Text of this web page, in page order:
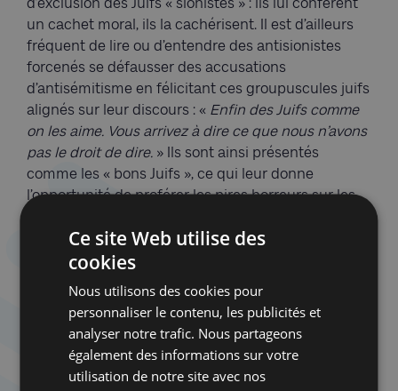
d’exclusion des Juifs « sionistes » : ils lui confèrent
un cachet moral, ils la cachérisent. Il est d’ailleurs
fréquent de lire ou d’entendre des antisionistes
forcenés se défausser des accusations
d’antisémitisme en félicitant ces groupuscules juifs
alignés sur leur discours : « Enfin des Juifs comme
on les aime. Vous arrivez à dire ce que nous n’avons
pas le droit de dire. » Ils sont ainsi présentés
comme les « bons Juifs », ce qui leur donne
l’opportunité de proférer les pires horreurs sur les
raison pour laquelle ces Juifs antisionistes sont tant
appréciés : ils n’obligent pas cette gauche radicale
antisémitisme, ni à réfléchir de manière
contradictoire à la complexité de la situation
géopolitique du Proche-Orient.
Tout cela serait risible si cette posture n’entraînait
Ce site Web utilise des
cookies
Nous utilisons des cookies pour
personnaliser le contenu, les publicités et
analyser notre trafic. Nous partageons
également des informations sur votre
utilisation de notre site avec nos